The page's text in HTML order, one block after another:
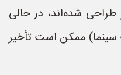
شده‌اند، در حالی
ممکن است تأخیر